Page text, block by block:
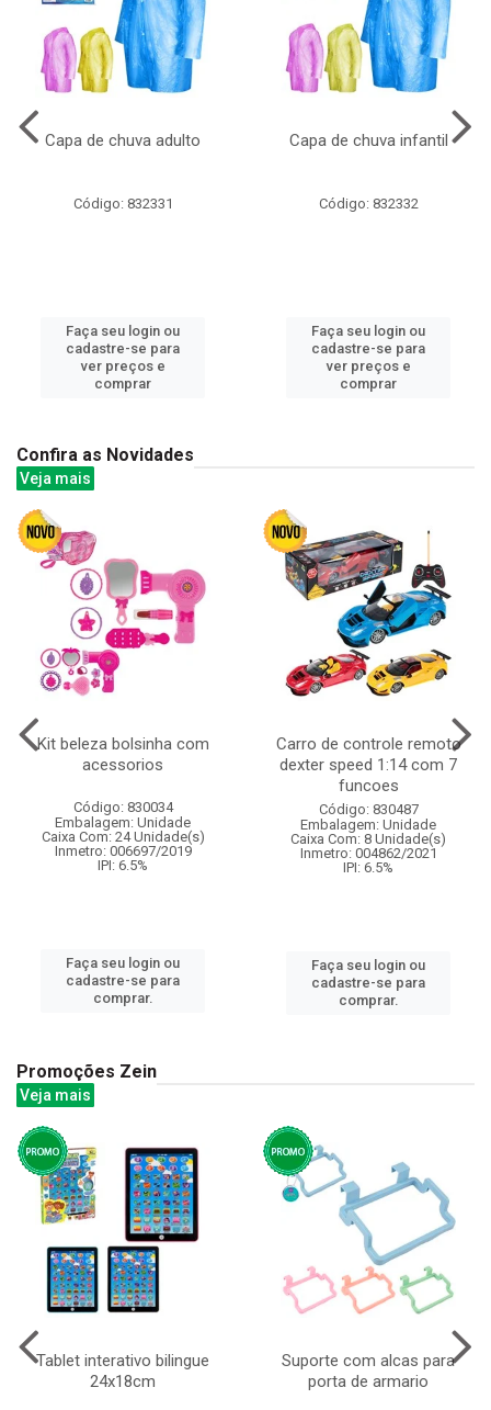
Capa de chuva adulto
Código: 832331
Faça seu login ou
cadastre-se para
ver preços e
comprar
Capa de chuva infantil
Código: 832332
Faça seu login ou
cadastre-se para
ver preços e
comprar
Confira as Novidades
Veja mais
Kit beleza bolsinha com
acessorios
Código: 830034
Embalagem: Unidade
Caixa Com: 24 Unidade(s)
Inmetro: 006697/2019
IPI: 6.5%
Faça seu login ou
cadastre-se para
comprar.
Carro de controle remoto
dexter speed 1:14 com 7
funcoes
Código: 830487
Embalagem: Unidade
Caixa Com: 8 Unidade(s)
Inmetro: 004862/2021
IPI: 6.5%
Faça seu login ou
cadastre-se para
comprar.
Promoções Zein
Veja mais
Tablet interativo bilingue
24x18cm
Suporte com alcas para
porta de armario